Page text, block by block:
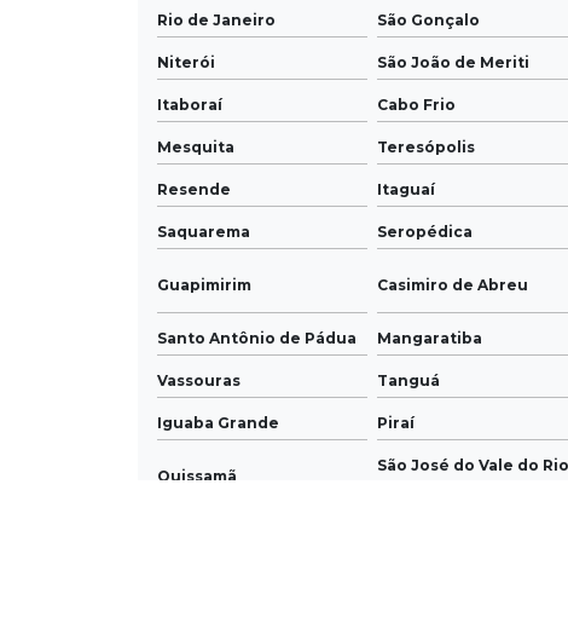
Rio de Janeiro São Gonçalo
Niterói São João de Meriti
Itaboraí Cabo Frio
Mesquita Teresópolis
Resende Itaguaí
Saquarema Seropédica
Guapimirim Casimiro de Abreu
Santo Antônio de Pádua Mangaratiba
Vassouras Tanguá
Iguaba Grande Piraí
Quissamã
São José do Vale do Rio